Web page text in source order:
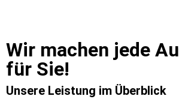
Wir machen jede
für Sie!​
Unsere Leistung im Überblick